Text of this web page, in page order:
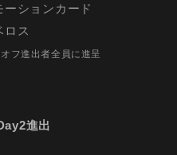
ーションカード
ロス
フ進出者全員に進呈
進出